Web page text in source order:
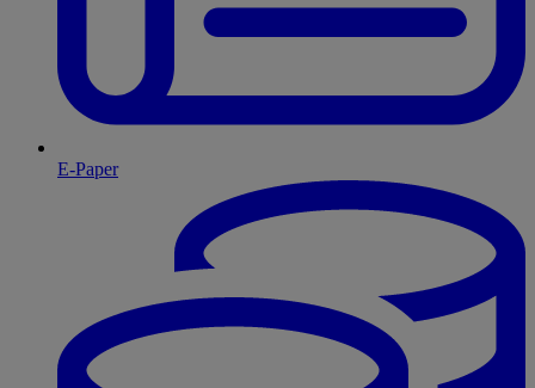
E-Paper